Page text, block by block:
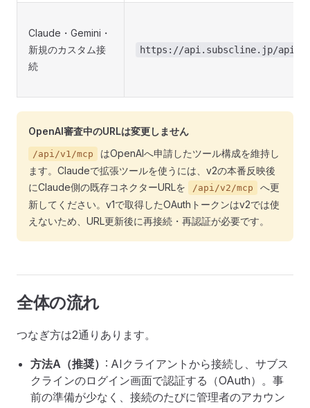
Claude・Gemini・
新規のカスタム接
続
https://api.subscline.jp/api/
OpenAI審査中のURLは変更しません
/api/v1/mcp
はOpenAIへ申請したツール構成を維持し
ます。Claudeで拡張ツールを使うには、v2の本番反映後
にClaude側の既存コネクターURLを
/api/v2/mcp
へ更
新してください。v1で取得したOAuthトークンはv2では使
えないため、URL更新後に再接続・再認証が必要です。
全体の流れ
つなぎ方は2通りあります。
方法A（推奨） : AIクライアントから接続し、サブス
クラインのログイン画面で認証する（OAuth）。事
前の準備が少なく、接続のたびに管理者のアカウン